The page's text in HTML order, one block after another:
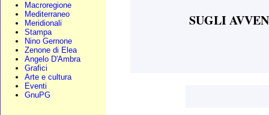
Macroregione
Mediterraneo
Meridionali
Stampa
Nino Gernone
Zenone di Elea
Angelo D'Ambra
Grafici
Arte e cultura
Eventi
GnuPG
SUGLI